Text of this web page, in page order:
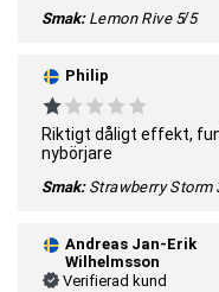
Smak: Lemon Rive 5/5
Philip
Riktigt dåligt effekt,
nybörjare
Smak: Strawberry Storm
Andreas Jan-Erik
Wilhelmsson
Verifierad kund